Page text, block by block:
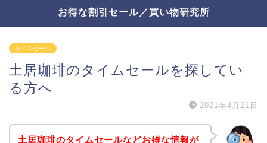
お得な割引セール／買い物研究所
タイムセール
土居珈琲のタイムセールを探してい
る方へ
2021年4月21日
土居珈琲のタイムセールなどお得な情報が